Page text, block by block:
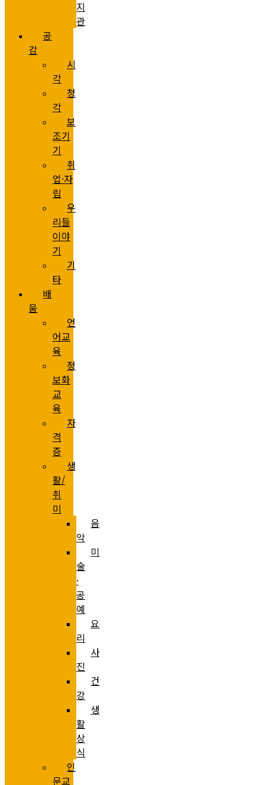
지
관
공
감
시
각
청
각
보
조기
기
취
업·자
립
우
리들
이야
기
기
타
배
움
언
어교
육
정
보화
교
육
자
격
증
생
활/
취
미
음
악
미
술
·
공
예
요
리
사
진
건
강
생
활
상
식
인
문교